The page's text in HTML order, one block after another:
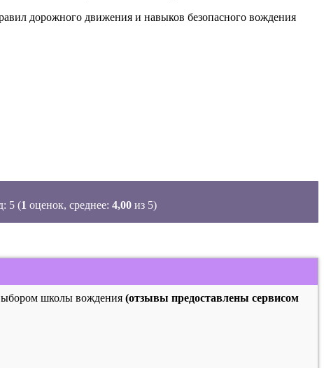
дорожного движения и навыков безопасного вождения
(1 оценок, среднее: 4,00 из 5)
школы вождения (отзывы предоставлены сервисом